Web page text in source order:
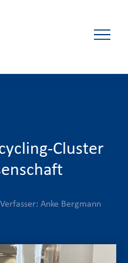
Cluster
Verfasser: Anke Bergmann